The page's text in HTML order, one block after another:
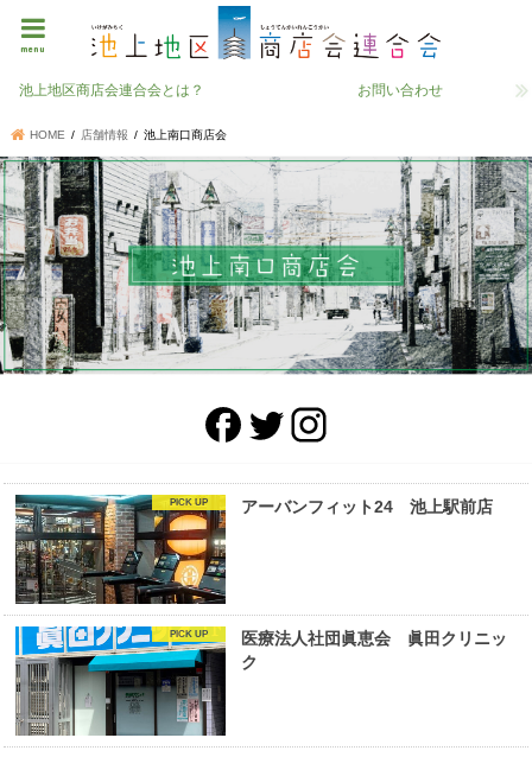
menu
池上地区商店会連合会とは？ お問い合わせ
HOME 店舗情報 池上南口商店会
アーバンフィット24 池上駅前店
医療法人社団眞恵会 眞田クリニッ
ク